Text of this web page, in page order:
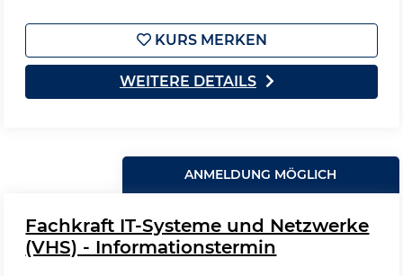
KURS MERKEN
WEITERE DETAILS
ANMELDUNG MÖGLICH
Fachkraft IT-Systeme und Netzwerke
(VHS) - Informationstermin